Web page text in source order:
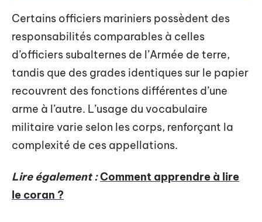
Certains officiers mariniers possèdent des
responsabilités comparables à celles
d’officiers subalternes de l’Armée de terre,
tandis que des grades identiques sur le papier
recouvrent des fonctions différentes d’une
arme à l’autre. L’usage du vocabulaire
militaire varie selon les corps, renforçant la
complexité de ces appellations.
Lire également :Comment apprendre à lire
le coran ?